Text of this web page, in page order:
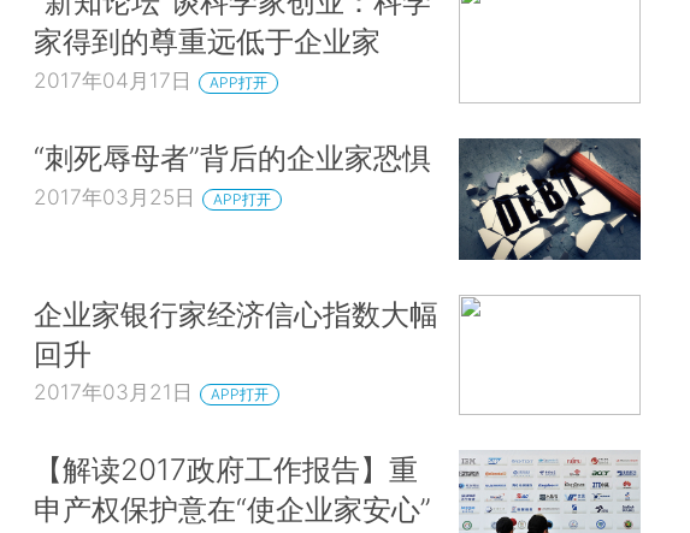
家得到的尊重远低于企业家
2017年04月17日 APP打开
“刺死辱母者”背后的企业家恐惧
2017年03月25日 APP打开
企业家银行家经济信心指数大幅
回升
2017年03月21日 APP打开
【解读2017政府工作报告】重
申产权保护意在“使企业家安心”